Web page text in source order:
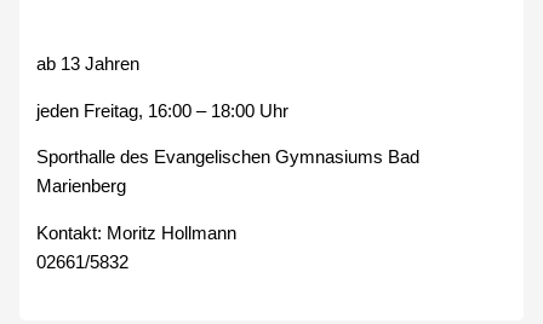
ab 13 Jahren
jeden Freitag, 16:00 – 18:00 Uhr
Sporthalle des Evangelischen Gymnasiums Bad
Marienberg
Kontakt: Moritz Hollmann
02661/5832